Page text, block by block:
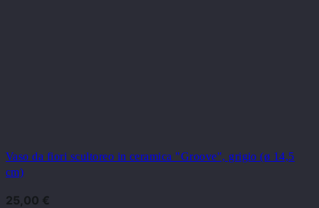
Vaso da fiori scultoreo in ceramica "Groove", grigio (ø 14,5
cm)
25,00 €